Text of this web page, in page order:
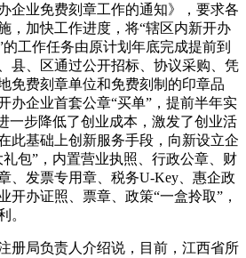
企业免费刻章工作的通知》，要求各
，加快工作进度，将“辖区内新开办
工作任务由原计划年底完成提前到
县、区通过公开招标、协议采购、凭
免费刻章单位和免费刻制的印章品
办企业首套公章“买单”，提前半年实
一步降低了创业成本，激发了创业活
此基础上创新服务手段，向新设立企
包”，内置营业执照、行政公章、财
、发票专用章、税务U-Key、惠企政
开办证照、票章、政策“一盒拎取”，
。
册局负责人介绍说，目前，江西省所